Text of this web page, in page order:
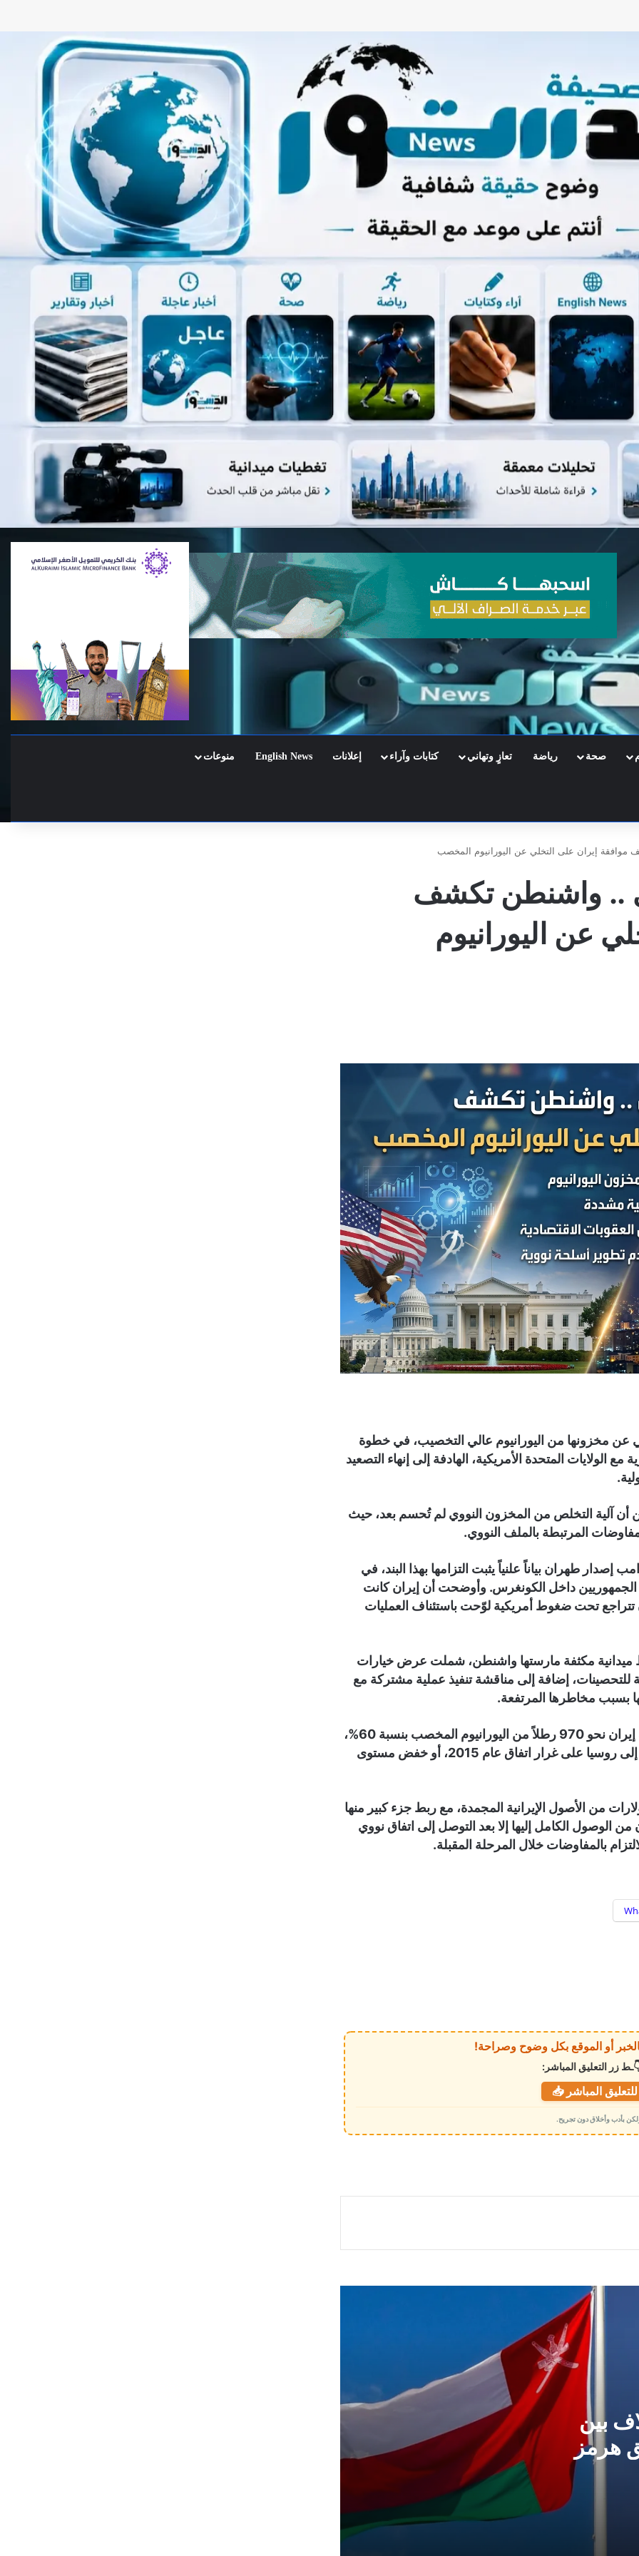
صحة رياضة تعازٍ وتهاني كتابات وآراء إعلانات English News منوعات
إيران على التخلي عن اليورانيوم المخصب
.. واشنطن تكشف
عن اليورانيوم
عن مخزونها من اليورانيوم عالي التخصيب، في خطوة
الولايات المتحدة الأمريكية، الهادفة إلى إنهاء التصعيد
أن آلية التخلص من المخزون النووي لم تُحسم بعد، حيث
المرتبطة بالملف النووي.
طهران بياناً علنياً يثبت التزامها بهذا البند، في
الجمهوريين داخل الكونغرس. وأوضحت أن إيران كانت
تحت ضغوط أمريكية لوّحت باستئناف العمليات
مكثفة مارستها واشنطن، شملت عرض خيارات
إضافة إلى مناقشة تنفيذ عملية مشتركة مع
بسبب مخاطرها المرتفعة.
ووفق تقديرات الوكالة الدولية للطاقة الذرية، تمتلك إيران نحو 970 رطلاً من اليورانيوم المخصب بنسبة 60%،
فيما تشمل الخيارات المطروحة حالياً نقل المخزون إلى روسيا على غرار اتفاق عام 2015، أو خفض مستوى
من الأصول الإيرانية المجمدة، مع ربط جزء كبير منها
الوصول الكامل إليها إلا بعد التوصل إلى اتفاق نووي
بالمفاوضات خلال المرحلة المقبلة.
زر التعليق المباشر:
المباشر 📥
بأدب وأخلاق دون تجريح.
بين
هرمز
رويترز: بند واحد أشعل الخلاف بين طهران
الصين تكشف لأول مرة عن قدرتها على
شحن تركية قبالة السواحل الروسية في
البحر الأسود
ترامب يعلن اتفاق وصفه بالتاريخي في غزة
.. تفاصيل
الحوثيون يوسعون تهديد الملاحة بخطة
لفرض رسوم عبور على السفن
تقارير إعلامية تكشف لجوء واشنطن
لإستراتيجية الخنق الاقتصادي والحصار